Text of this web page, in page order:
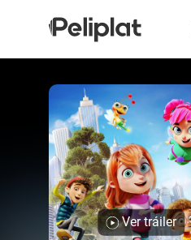
Ver tráiler